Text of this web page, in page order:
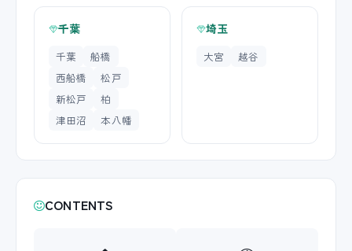
千葉
千葉
船橋
西船橋
松戸
新松戸
柏
津田沼
本八幡
埼玉
大宮 越谷
CONTENTS